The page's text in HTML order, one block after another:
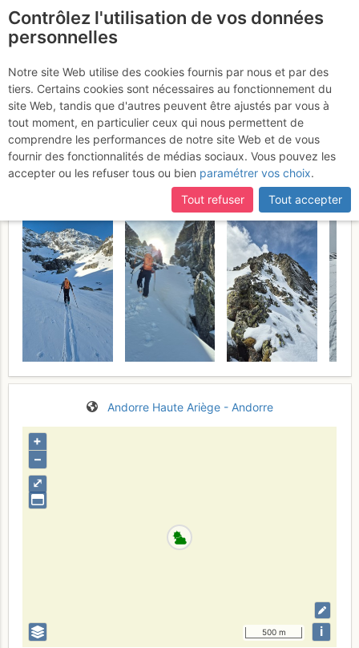
Pointe Racofred
occidentale : Echarpe Nord
par la breche du Recoufret
Jeudi 7 mai 2026
Andorre Haute Ariège - Andorre
⤢
+
–
500 m i
Contrôlez l'utilisation de vos données
personnelles
Notre site Web utilise des cookies fournis par nous et par des
tiers. Certains cookies sont nécessaires au fonctionnement du
site Web, tandis que d'autres peuvent être ajustés par vous à
tout moment, en particulier ceux qui nous permettent de
comprendre les performances de notre site Web et de vous
fournir des fonctionnalités de médias sociaux. Vous pouvez les
accepter ou les refuser tous ou bien paramétrer vos choix.
Tout refuser
Tout accepter